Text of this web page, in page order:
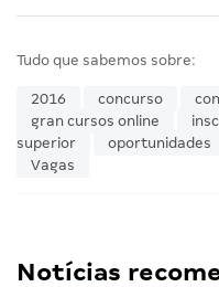
Tudo que sabemos sobre:
2016 concurso
gran cursos online
superior
oportunidades
Vagas
Notícias